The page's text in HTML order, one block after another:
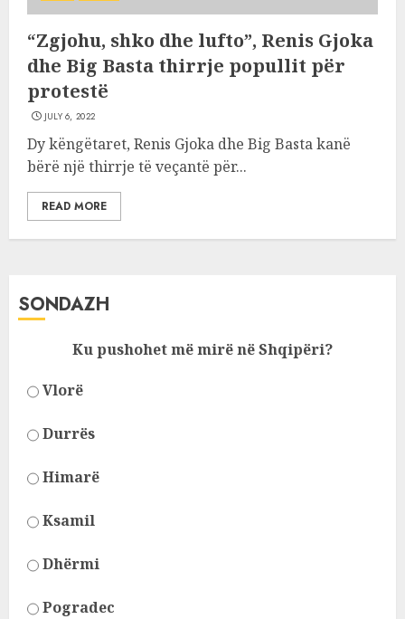
“Zgjohu, shko dhe lufto”, Renis Gjoka
dhe Big Basta thirrje popullit për
protestë
JULY 6, 2022
Dy këngëtaret, Renis Gjoka dhe Big Basta kanë
bërë një thirrje të veçantë për...
READ MORE
SONDAZH
Ku pushohet më mirë në Shqipëri?
Vlorë
Durrës
Himarë
Ksamil
Dhërmi
Pogradec